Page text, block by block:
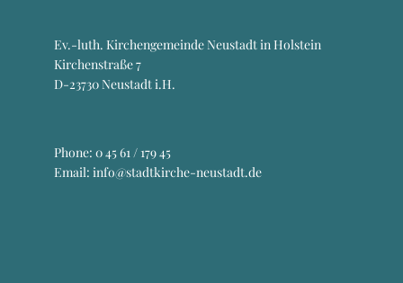
Ev.-luth. Kirchengemeinde Neustadt in Holstein
Kirchenstraße 7
D-23730 Neustadt i.H.
Phone: 0 45 61 / 179 45
Email: info@stadtkirche-neustadt.de